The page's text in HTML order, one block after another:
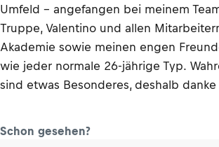
Umfeld – angefangen bei meinem
Truppe, Valentino und allen
Akademie sowie meinen engen
wie jeder normale 26-jährige Typ.
sind etwas Besonderes, deshalb
Schon gesehen?